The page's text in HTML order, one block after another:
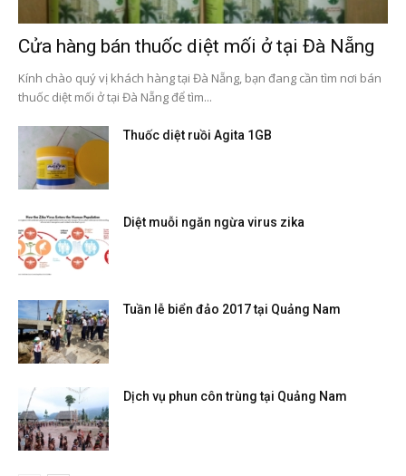
Cửa hàng bán thuốc diệt mối ở tại Đà Nẵng
Kính chào quý vị khách hàng tại Đà Nẵng, bạn đang cần tìm nơi bán
thuốc diệt mối ở tại Đà Nẵng để tìm...
Thuốc diệt ruồi Agita 1GB
Diệt muỗi ngăn ngừa virus zika
Tuần lễ biển đảo 2017 tại Quảng Nam
Dịch vụ phun côn trùng tại Quảng Nam